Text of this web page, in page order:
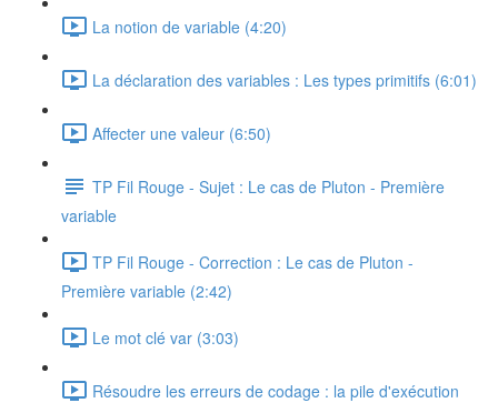
La notion de variable (4:20)
La déclaration des variables : Les types primitifs (6:01)
Affecter une valeur (6:50)
TP Fil Rouge - Sujet : Le cas de Pluton - Première
variable
TP Fil Rouge - Correction : Le cas de Pluton -
Première variable (2:42)
Le mot clé var (3:03)
Résoudre les erreurs de codage : la pile d'exécution